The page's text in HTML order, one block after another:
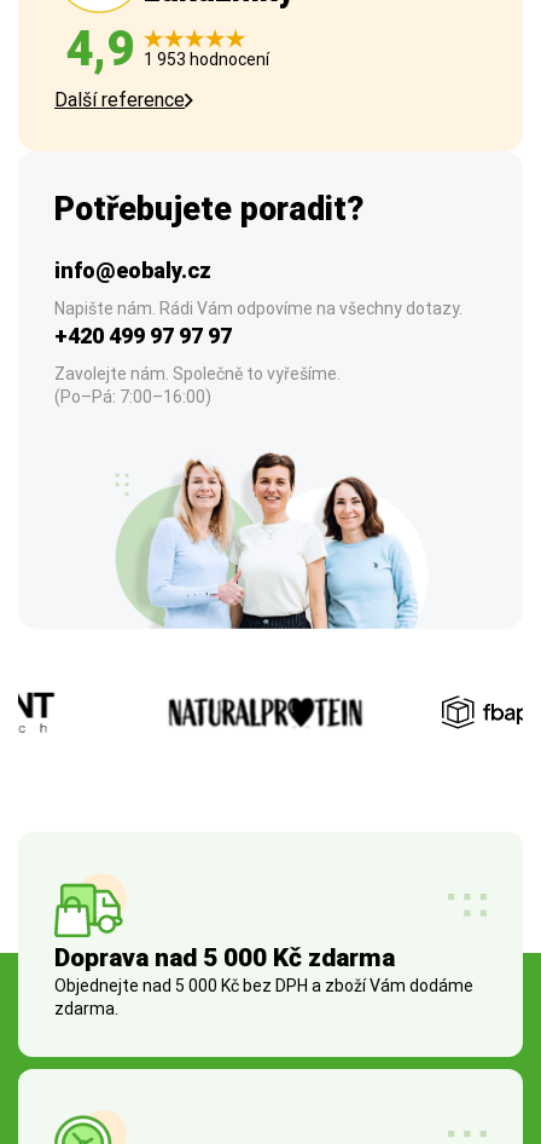
4,9 1 953 hodnocení
Další reference
Potřebujete poradit?
info@eobaly.cz
Napište nám. Rádi Vám odpovíme na všechny dotazy.
+420 499 97 97 97
Zavolejte nám. Společně to vyřešíme.
(Po–Pá: 7:00–16:00)
Doprava nad 5 000 Kč zdarma
Objednejte nad 5 000 Kč bez DPH a zboží Vám dodáme
zdarma.